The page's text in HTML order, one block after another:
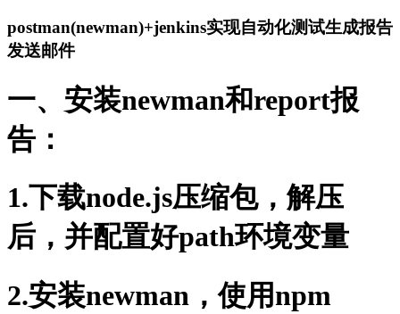
postman(newman)+jenkins实现自动化测试生成报告
发送邮件
一、安装newman和report报
告：
1.下载node.js压缩包，解压
后，并配置好path环境变量
2.安装newman，使用npm